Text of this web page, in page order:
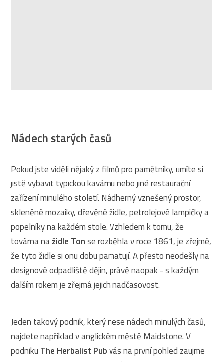
Nádech starých časů
Pokud jste viděli nějaký z filmů pro pamětníky, umíte si
jistě vybavit typickou kavárnu nebo jiné restaurační
zařízení minulého století. Nádherný vznešený prostor,
skleněné mozaiky, dřevěné židle, petrolejové lampičky a
popelníky na každém stole. Vzhledem k tomu, že
továrna nažidle Tonse rozběhla v roce 1861, je zřejmé,
že tyto židle si onu dobu pamatují. A přesto neodešly na
designové odpadliště dějin, právě naopak - s každým
dalším rokem je zřejmá jejich nadčasovost.
Jeden takový podnik, který nese nádech minulých časů,
najdete například v anglickém městě Maidstone. V
podniku The Herbalist Pubvás na první pohled zaujme